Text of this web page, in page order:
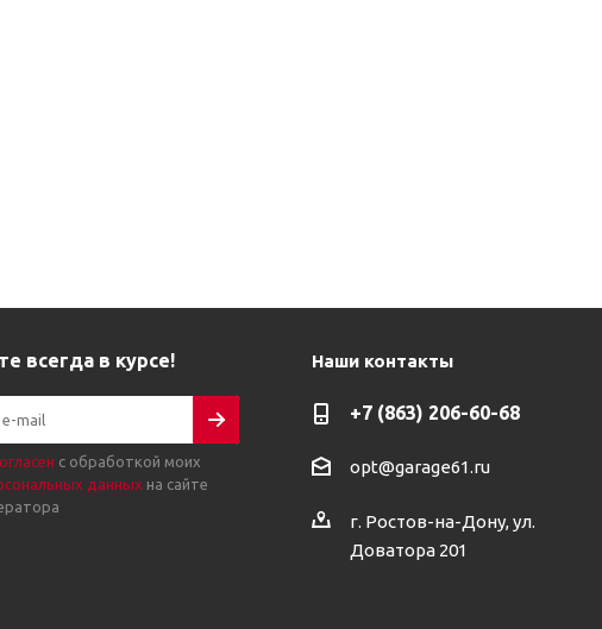
всегда в курсе!
с обработкой моих
данных на сайте
Наши контакты
+7 (863) 206-60-68
opt@garage61.ru
г. Ростов-на-Дону, ул.
Доватора 201